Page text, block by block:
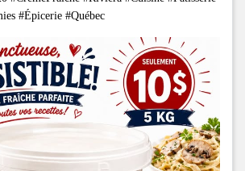
#Épicerie #Québec